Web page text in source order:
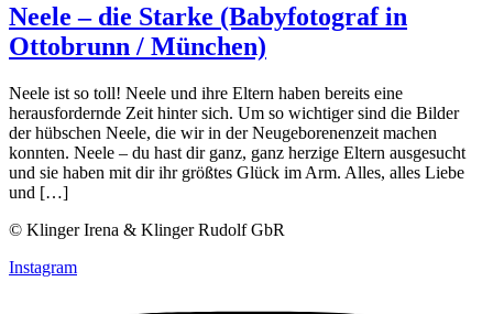
Neele – die Starke (Babyfotograf in
Ottobrunn / München)
Neele ist so toll! Neele und ihre Eltern haben bereits eine
herausfordernde Zeit hinter sich. Um so wichtiger sind die Bilder
der hübschen Neele, die wir in der Neugeborenenzeit machen
konnten. Neele – du hast dir ganz, ganz herzige Eltern ausgesucht
und sie haben mit dir ihr größtes Glück im Arm. Alles, alles Liebe
und […]
© Klinger Irena & Klinger Rudolf GbR
Instagram